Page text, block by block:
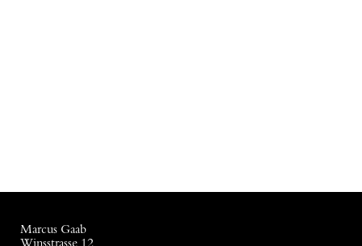
Marcus Gaab